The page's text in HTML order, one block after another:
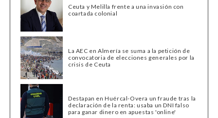
Ceuta y Melilla frente a una invasión con
coartada colonial
La AEC en Almería se suma a la petición de
convocatoria de elecciones generales por la
crisis de Ceuta
Destapan en Huércal-Overa un fraude tras la
declaración de la renta: usaba un DNI falso
para ganar dinero en apuestas 'online'